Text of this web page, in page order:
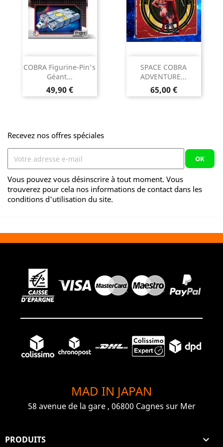
COBRA Figurine-Pin's
Géant...
Prix
49,90 €
SPACE COBRA
ADVENTURE...
Prix
65,00 €
Recevez nos offres spéciales
Vous pouvez vous désinscrire à tout moment. Vous
trouverez pour cela nos informations de contact dans les
conditions d'utilisation du site.
MAD IN JAPAN
58 avenue de la gare , 06800 Cagnes sur Mer
PRODUITS 